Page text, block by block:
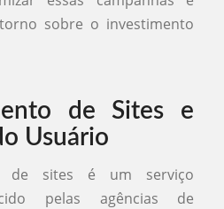
sobre o investimento
de Sites e
Usuário
de sites é um serviço
pelas agências de